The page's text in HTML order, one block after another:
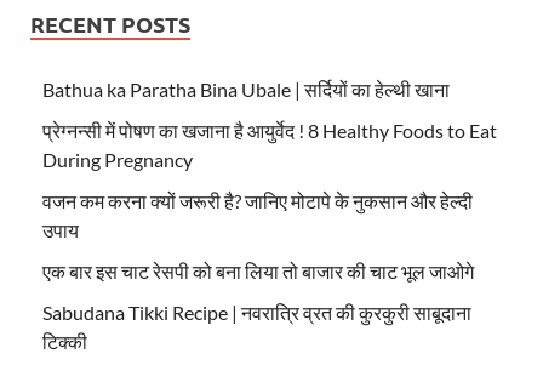
RECENT POSTS
Bathua ka Paratha Bina Ubale | सर्दियों का हेल्थी खाना
प्रेग्नन्सी में पोषण का खजाना है आयुर्वेद ! 8 Healthy Foods to Eat
During Pregnancy
वजन कम करना क्यों जरूरी है? जानिए मोटापे के नुकसान और हेल्दी
उपाय
एक बार इस चाट रेसपी को बना लिया तो बाजार की चाट भूल जाओगे
Sabudana Tikki Recipe | नवरात्रि व्रत की कुरकुरी साबूदाना
टिक्की